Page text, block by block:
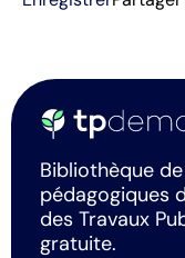
Bibliothèque
pédagogiques
des Travaux
gratuite.